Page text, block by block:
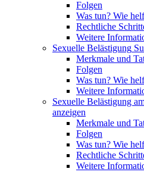
Folgen
Was tun? Wie
Rechtliche
Weitere
Sexuelle Belästigung
Merkmale und
Folgen
Was tun? Wie
Weitere
Sexuelle Belästigung
anzeigen
Merkmale und
Folgen
Was tun? Wie
Rechtliche
Weitere